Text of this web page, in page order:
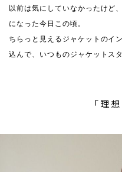
以前は気にしていなかったけど
になった今日この頃。
ちらっと見えるジャケットのイ
込んで、いつものジャケットス
「理